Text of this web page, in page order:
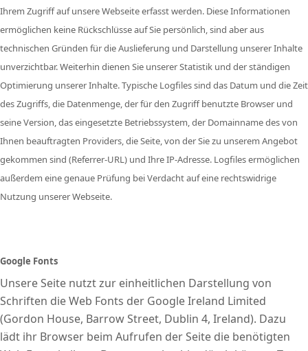
Ihrem Zugriff auf unsere Webseite erfasst werden. Diese Informationen
ermöglichen keine Rückschlüsse auf Sie persönlich, sind aber aus
technischen Gründen für die Auslieferung und Darstellung unserer Inhalte
unverzichtbar. Weiterhin dienen Sie unserer Statistik und der ständigen
Optimierung unserer Inhalte. Typische Logfiles sind das Datum und die Zeit
des Zugriffs, die Datenmenge, der für den Zugriff benutzte Browser und
seine Version, das eingesetzte Betriebssystem, der Domainname des von
Ihnen beauftragten Providers, die Seite, von der Sie zu unserem Angebot
gekommen sind (Referrer-URL) und Ihre IP-Adresse. Logfiles ermöglichen
außerdem eine genaue Prüfung bei Verdacht auf eine rechtswidrige
Nutzung unserer Webseite.
Google Fonts
Unsere Seite nutzt zur einheitlichen Darstellung von
Schriften die Web Fonts der Google Ireland Limited
(Gordon House, Barrow Street, Dublin 4, Ireland). Dazu
lädt ihr Browser beim Aufrufen der Seite die benötigten